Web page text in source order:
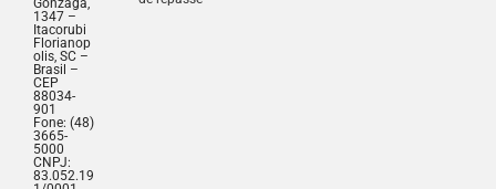
Gonzaga,
1347 –
Itacorubi
Florianop
olis, SC –
Brasil –
CEP
88034-
901
Fone: (48)
3665-
5000
CNPJ:
83.052.19